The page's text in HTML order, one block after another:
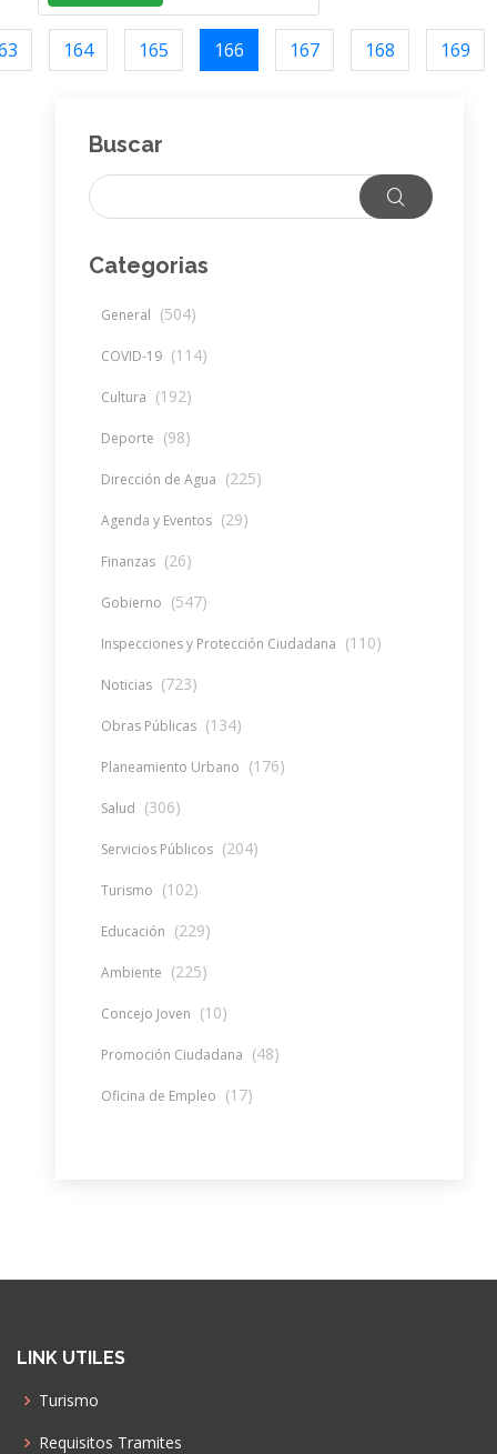
164 165 166 167 168 169
Buscar
Categorias
General (504)
COVID-19 (114)
Cultura (192)
Deporte (98)
Dirección de Agua (225)
Agenda y Eventos (29)
Finanzas (26)
Gobierno (547)
Inspecciones y Protección Ciudadana (110)
Noticias (723)
Obras Públicas (134)
Planeamiento Urbano (176)
Salud (306)
Servicios Públicos (204)
Turismo (102)
Educación (229)
Ambiente (225)
Concejo Joven (10)
Promoción Ciudadana (48)
Oficina de Empleo (17)
LINK UTILES
Turismo
Requisitos Tramites